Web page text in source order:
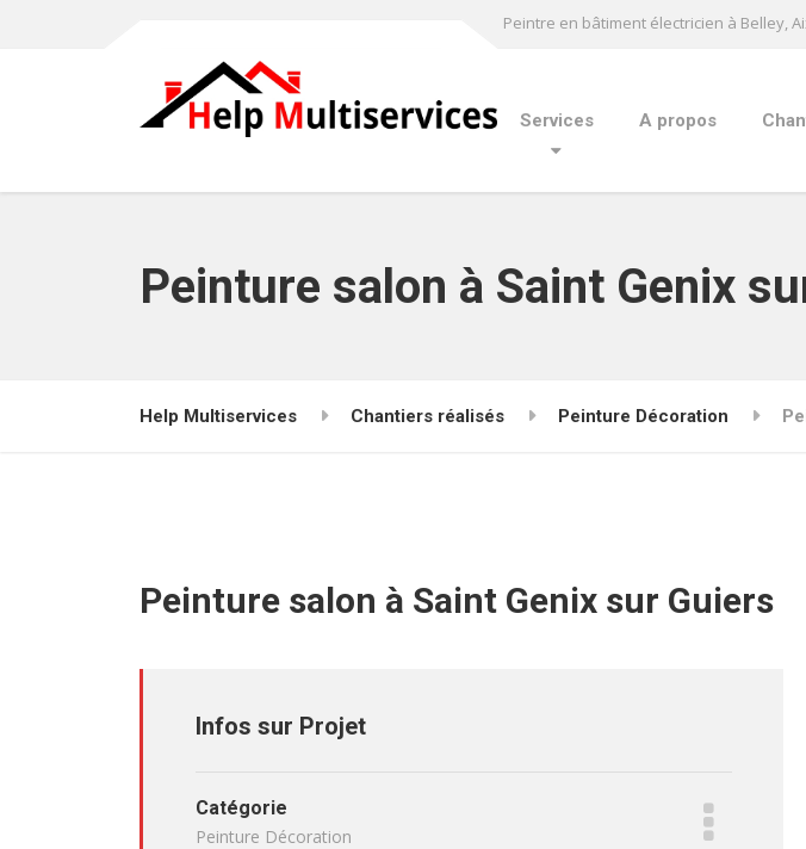
Peintre en bâtiment électricien à Belley,
Services A propos
Peinture salon à Saint Genix
Help Multiservices Chantiers réalisés Peinture Décoration
Peinture salon à Saint Genix sur Guiers
Infos sur Projet
Catégorie
Peinture Décoration